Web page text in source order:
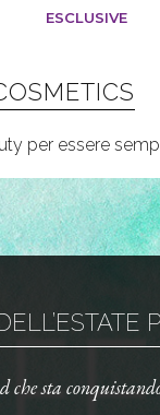
ESCLUSIVE
per essere
che sta